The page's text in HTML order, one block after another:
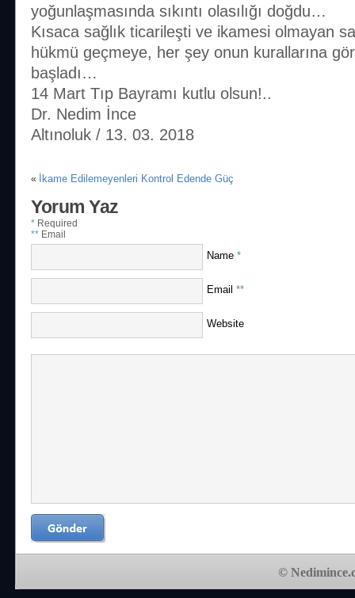
yoğunlaşmasında sıkıntı olasılığı doğdu…
Kısaca sağlık ticarileşti ve ikamesi olmayan
hükmü geçmeye, her şey onun kurallarına
başladı…
14 Mart Tıp Bayramı kutlu olsun!..
Dr. Nedim İnce
Altınoluk / 13. 03. 2018
« İkame Edilemeyenleri Kontrol Edende Güç
Yorum Yaz
* Required
** Email
Name *
Email **
Website
©